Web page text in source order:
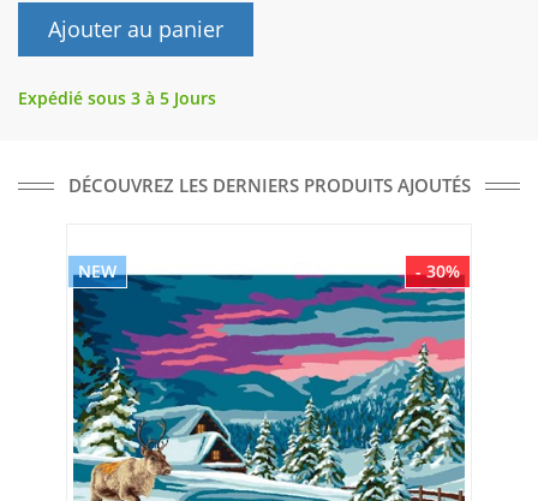
Ajouter au panier
Expédié sous 3 à 5 Jours
DÉCOUVREZ LES DERNIERS PRODUITS AJOUTÉS
- 30%
NEW